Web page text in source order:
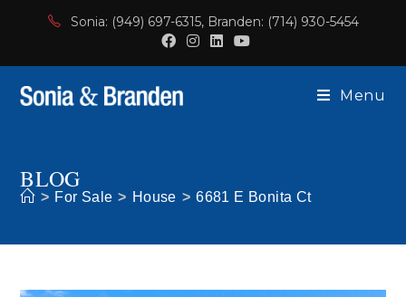
Sonia: (949) 697-6315, Branden: (714) 930-5454
Menu
BLOG
> For Sale > House > 6681 E Bonita Ct